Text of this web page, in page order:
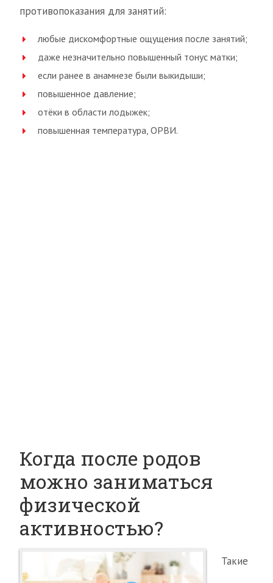
противопоказания для занятий:
любые дискомфортные ощущения после занятий;
даже незначительно повышенный тонус матки;
если ранее в анамнезе были выкидыши;
повышенное давление;
отёки в области лодыжек;
повышенная температура, ОРВИ.
Когда после родов
можно заниматься
физической
активностью?
Такие